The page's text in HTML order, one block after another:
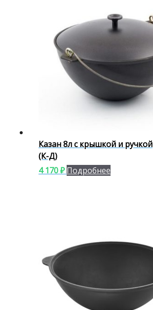
Казан 8л с крышкой и ручкой
(К-Д)
4 170₽ Подробнее